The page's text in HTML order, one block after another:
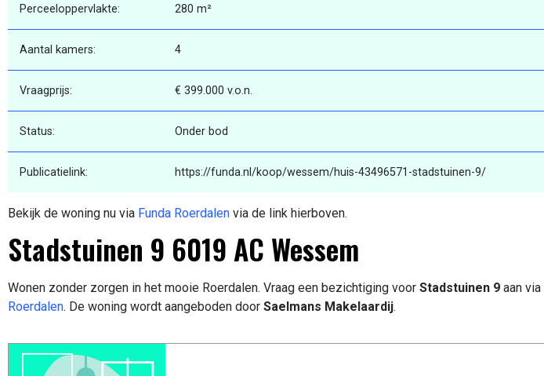
Perceeloppervlakte: 280 m²
Aantal kamers: 4
Vraagprijs: € 399.000 v.o.n.
Status: Onder bod
Publicatielink: https://funda.nl/koop/wessem/huis-43496571-stadstuinen-9/
Bekijk de woning nu via Funda Roerdalen via de link hierboven.
Stadstuinen 9 6019 AC Wessem
Wonen zonder zorgen in het mooie Roerdalen. Vraag een bezichtiging voor Stadstuinen 9 aan via
Roerdalen. De woning wordt aangeboden door Saelmans Makelaardij.